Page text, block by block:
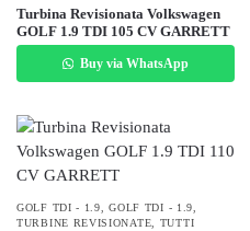
Turbina Revisionata Volkswagen
GOLF 1.9 TDI 105 CV GARRETT
Buy via WhatsApp
GOLF TDI - 1.9 ,GOLF TDI - 1.9
TURBINE REVISIONATE
TUTTI